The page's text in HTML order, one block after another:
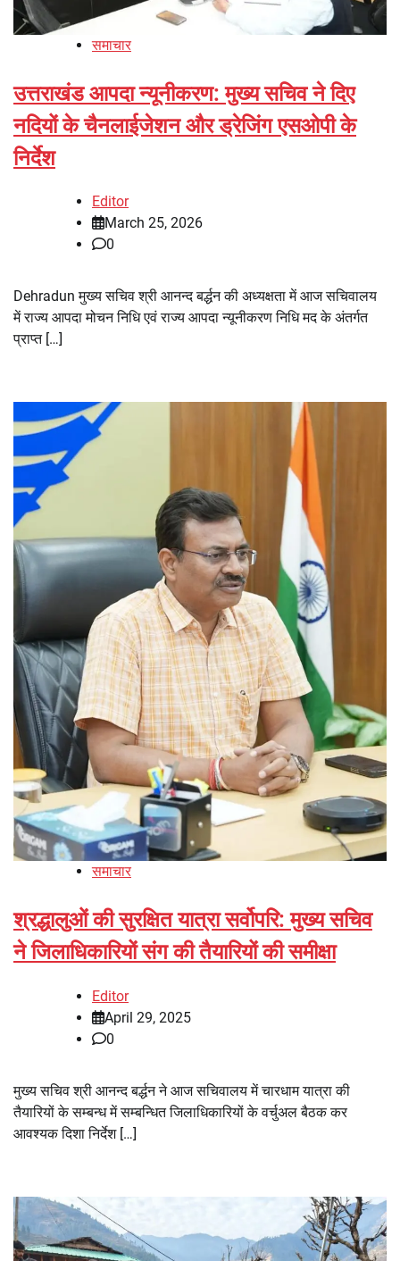
समाचार
उत्तराखंड आपदा न्यूनीकरण: मुख्य सचिव ने दिए
नदियों के चैनलाईजेशन और ड्रेजिंग एसओपी के
निर्देश
Editor
March 25, 2026
0
Dehradun मुख्य सचिव श्री आनन्द बर्द्धन की अध्यक्षता में आज सचिवालय
में राज्य आपदा मोचन निधि एवं राज्य आपदा न्यूनीकरण निधि मद के अंतर्गत
प्राप्त […]
समाचार
श्रद्धालुओं की सुरक्षित यात्रा सर्वोपरि: मुख्य सचिव
ने जिलाधिकारियों संग की तैयारियों की समीक्षा
Editor
April 29, 2025
0
मुख्य सचिव श्री आनन्द बर्द्धन ने आज सचिवालय में चारधाम यात्रा की
तैयारियों के सम्बन्ध में सम्बन्धित जिलाधिकारियों के वर्चुअल बैठक कर
आवश्यक दिशा निर्देश […]